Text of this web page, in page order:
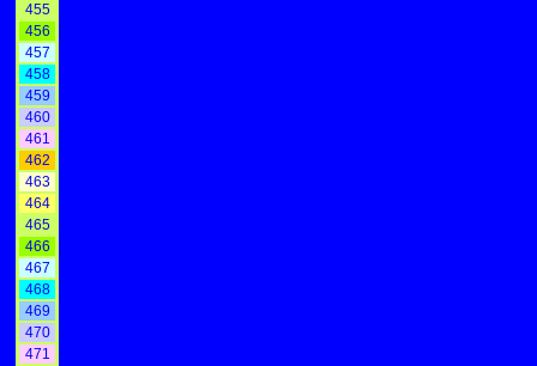
455
456
457
458
459
460
461
462
463
464
465
466
467
468
469
470
471